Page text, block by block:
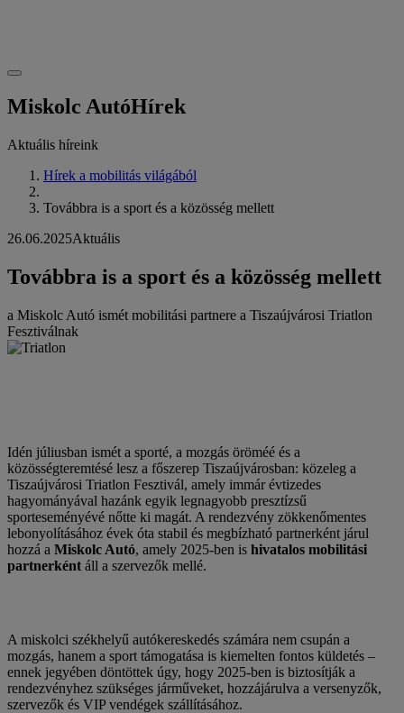
Miskolc AutóHírek
Aktuális híreink
Hírek a mobilitás világából
Továbbra is a sport és a közösség mellett
26.06.2025Aktuális
Továbbra is a sport és a közösség mellett
a Miskolc Autó ismét mobilitási partnere a Tiszaújvárosi Triatlon
Fesztiválnak
Idén júliusban ismét a sporté, a mozgás öröméé és a
közösségteremtésé lesz a főszerep Tiszaújvárosban: közeleg a
Tiszaújvárosi Triatlon Fesztivál, amely immár évtizedes
hagyományával hazánk egyik legnagyobb presztízsű
sporteseményévé nőtte ki magát. A rendezvény zökkenőmentes
lebonyolításához évek óta stabil és megbízható partnerként járul
hozzá a Miskolc Autó, amely 2025-ben is hivatalos mobilitási
partnerként áll a szervezők mellé.
A miskolci székhelyű autókereskedés számára nem csupán a
mozgás, hanem a sport támogatása is kiemelten fontos küldetés –
ennek jegyében döntöttek úgy, hogy 2025-ben is biztosítják a
rendezvényhez szükséges járműveket, hozzájárulva a versenyzők,
szervezők és VIP vendégek szállításához.